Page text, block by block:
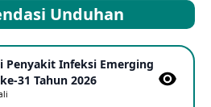
2026
Unduhan
Penyakit Infeksi Emerging
31 Tahun 2026